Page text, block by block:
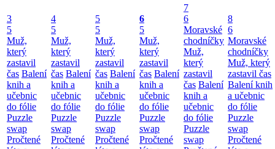
3
5
Muž,
který
zastavil
čas Balení
knih a
učebnic
do fólie
Puzzle
swap
Pročtené
4
5
Muž,
který
zastavil
čas Balení
knih a
učebnic
do fólie
Puzzle
swap
Pročtené
5
5
Muž,
který
zastavil
čas Balení
knih a
učebnic
do fólie
Puzzle
swap
Pročtené
6
5
Muž,
který
zastavil
čas Balení
knih a
učebnic
do fólie
Puzzle
swap
Pročtené
7
6
Moravské
chodníčky
Muž,
který
zastavil
čas Balení
knih a
učebnic
do fólie
Puzzle
swap
8
6
Moravské
chodníčky
Muž, který
zastavil čas
Balení knih
a učebnic
do fólie
Puzzle
swap
Pročtené